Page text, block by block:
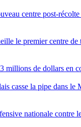
centre post-
le premier centre de
millions de dollars en
casse la pipe dans le
nationale contre